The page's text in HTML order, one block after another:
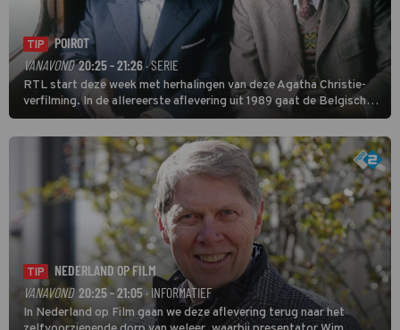
TIP
POIROT
VANAVOND 20:25 - 21:26 · SERIE
RTL start deze week met herhalingen van deze Agatha Christie-
verfilming. In de allereerste aflevering uit 1989 gaat de Belgische
speurder op zoek naar een vermiste kok. Poirot raakt al snel
verwikkeld in een moordzaak. (HH)
TIP
NEDERLAND OP FILM
VANAVOND 20:25 - 21:05· INFORMATIEF
In Nederland op Film gaan we deze aflevering terug naar het